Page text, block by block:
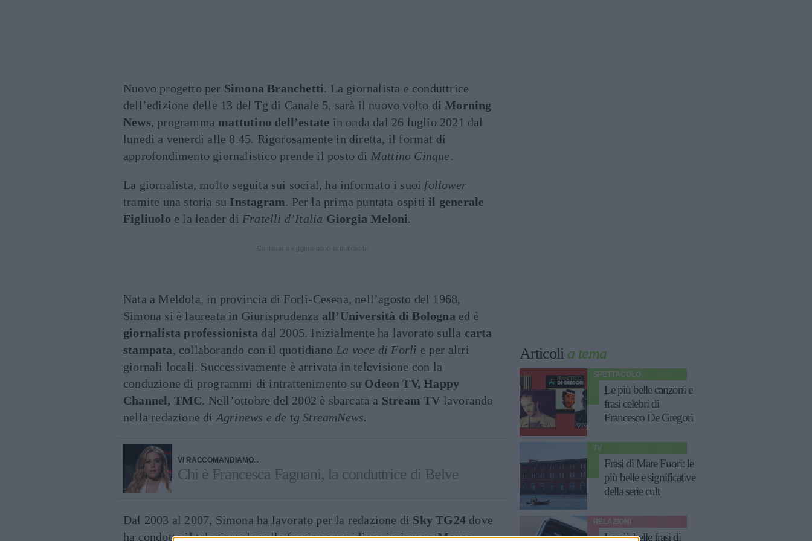
Nuovo progetto per Simona Branchetti. La giornalista e conduttrice
dell’edizione delle 13 del Tg di Canale 5, sarà il nuovo volto di Morning
News, programma mattutino dell’estate in onda dal 26 luglio 2021 dal
lunedì a venerdì alle 8.45. Rigorosamente in diretta, il format di
approfondimento giornalistico prende il posto di Mattino Cinque.
La giornalista, molto seguita sui social, ha informato i suoi follower
tramite una storia su Instagram. Per la prima puntata ospiti il generale
Figliuolo e la leader di Fratelli d’Italia Giorgia Meloni.
Nata a Meldola, in provincia di Forlì-Cesena, nell’agosto del 1968,
Simona si è laureata in Giurisprudenza all’Università di Bologna ed è
giornalista professionista dal 2005. Inizialmente ha lavorato sulla carta
stampata, collaborando con il quotidiano La voce di Forlì e per altri
giornali locali. Successivamente è arrivata in televisione con la
conduzione di programmi di intrattenimento su Odeon TV, Happy
Channel, TMC. Nell’ottobre del 2002 è sbarcata a Stream TV lavorando
nella redazione di Agrinews e de tg StreamNews.
VI RACCOMANDIAMO...
Chi è Francesca Fagnani, la conduttrice di Belve
Dal 2003 al 2007, Simona ha lavorato per la redazione di Sky TG24 dove
ha condotto il telegiornale nella fascia pomeridiana insieme aMarco
Articoli a tema
SPETTACOLO
Le più belle canzoni e
frasi celebri di
Francesco De Gregori
TV
Frasi di Mare Fuori: le
più belle e significative
della serie cult
RELAZIONI
Le più belle frasi di